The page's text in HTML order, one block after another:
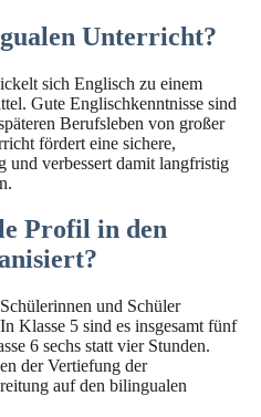
Unterricht?
sich Englisch zu einem
Gute Englischkenntnisse sind
Berufsleben von großer
fördert eine sichere,
und verbessert damit langfristig
Profil in den
und Schüler
Klasse 5 sind es insgesamt fünf
6 sechs statt vier Stunden.
der Vertiefung der
auf den bilingualen